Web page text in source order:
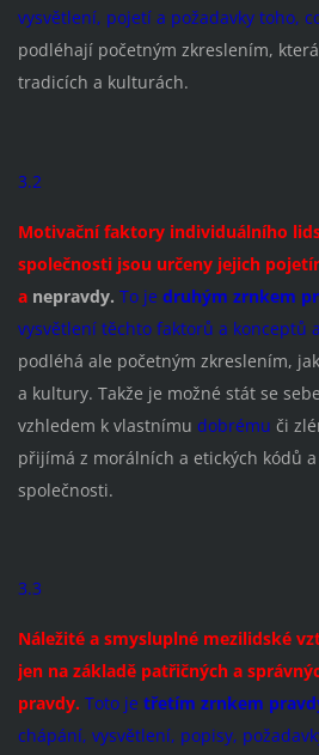
vysvětlení, pojetí a požadavky toho,
podléhají početným zkreslením,
tradicích a kulturách.
3.2
Motivační faktory individuálního
společnosti jsou určeny jejich
a nepravdy. To je druhým zrnkem
vysvětlení těchto faktorů a konceptů
podléhá ale početným zkreslením,
a kultury. Takže je možné stát se
vzhledem k vlastnímu dobrému či
přijímá z morálních a etických kódů
společnosti.
3.3
Náležité a smysluplné mezilidské
jen na základě patřičných a
pravdy. Toto je třetím zrnkem
chápání, vysvětlení, popisy,